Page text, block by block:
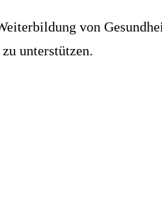
von
unterstützen.